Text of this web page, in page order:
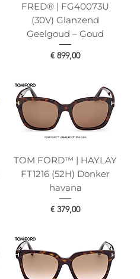
FRED® | FG40073U
(30V) Glanzend
Geelgoud – Goud
Prijs
€ 899,00
TOM FORD™ | HAYLAY
FT1216 (52H) Donker
havana
Prijs
€ 379,00